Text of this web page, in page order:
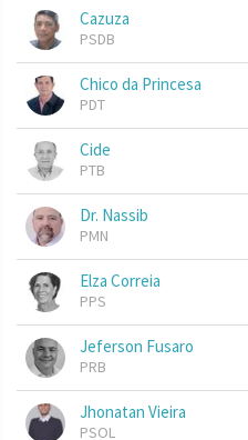
Cazuza
PSDB
Chico da Princesa
PDT
Cide
PTB
Dr. Nassib
PMN
Elza Correia
PPS
Jeferson Fusaro
PRB
Jhonatan Vieira
PSOL